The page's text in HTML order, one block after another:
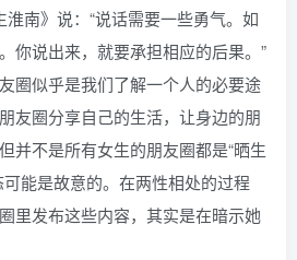
南》说：“说话需要一些勇气。如
你说出来，就要承担相应的后果。”
圈似乎是我们了解一个人的必要途
友圈分享自己的生活，让身边的朋
并不是所有女生的朋友圈都是“晒生
能是故意的。在两性相处的过程
里发布这些内容，其实是在暗示她